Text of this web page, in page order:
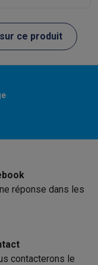
SoldesBlack
Garantie du
machine à laver
& téléphonie
ce produit
réponse dans les
contacterons le